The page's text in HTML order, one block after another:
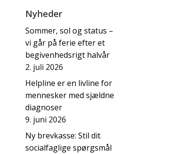
Nyheder
Sommer, sol og status –
vi går på ferie efter et
begivenhedsrigt halvår
2. juli 2026
Helpline er en livline for
mennesker med sjældne
diagnoser
9. juni 2026
Ny brevkasse: Stil dit
socialfaglige spørgsmål